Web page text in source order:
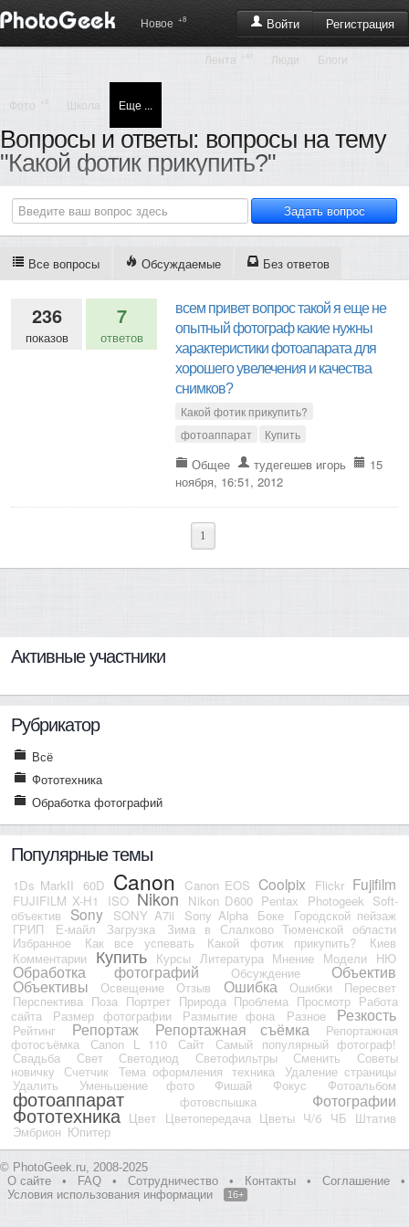
Войти Регистрация
Новое +8
Лента +41 Люди Блоги
Фото Школа Еще ...
Вопросы и ответы: вопросы на тему
"Какой фотик прикупить?"
Все вопросы Обсуждаемые Без ответов
236
показов
7
ответов
всем привет вопрос такой я еще не
опытный фотограф какие нужны
характеристики фотоапарата для
хорошего увелечения и качества
снимков?
Какой фотик прикупить?
фотоаппарат
Купить
Общее тудегешев игорь
15
ноября, 16:51, 2012
1
Активные участники
Рубрикатор
Всё
Фототехника
Обработка фотографий
Популярные темы
1Ds MarkII 60D Canon Canon EOS Coolpix Flickr Fujifilm
FUJIFILM X-H1 ISO Nikon Nikon D600 Pentax Photogeek Soft-
объектив
Sony SONY A7ii Sony Alpha Боке Городской пейзаж
ГРИП Е-майл Загрузка Зима в Слалково Тюменской области
Избранное Как все успевать Какой фотик прикупить?
Киев
Комментарии Купить Курсы Литература Мнение Модели НЮ
Обработка фотографий Обсуждение Объектив
Объективы Освещение Отзыв Ошибка Ошибки Пересвет
Перспектива Поза Портрет Природа Проблема Просмотр Работа
сайта
Размер фотографии Размытие фона Разное Резкость
Рейтинг Репортаж Репортажная съёмка Репортажная
фотосъёмка Сanon L 110 Сайт Самый популярный фотограф!
Свадьба Свет Светодиод Светофильтры Сменить Советы
новичку Счетчик Тема оформления техника Удаление страницы
Удалить Уменьшение фото Фишай Фокус Фотоальбом
фотоаппарат фотовспышка Фотографии
Фототехника Цвет Цветопередача Цветы Ч/б ЧБ Штатив
Эмбрион Юпитер
© PhotoGeek.ru, 2008-2025
О сайте
• FAQ • Сотрудничество • Контакты • Соглашение
•
Условия использования информации
16+